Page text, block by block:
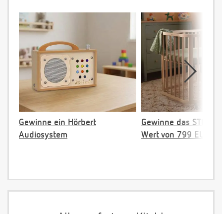
Gewinne ein Hörbert
Audiosystem
Gewinne das
Wert von 799 EUR